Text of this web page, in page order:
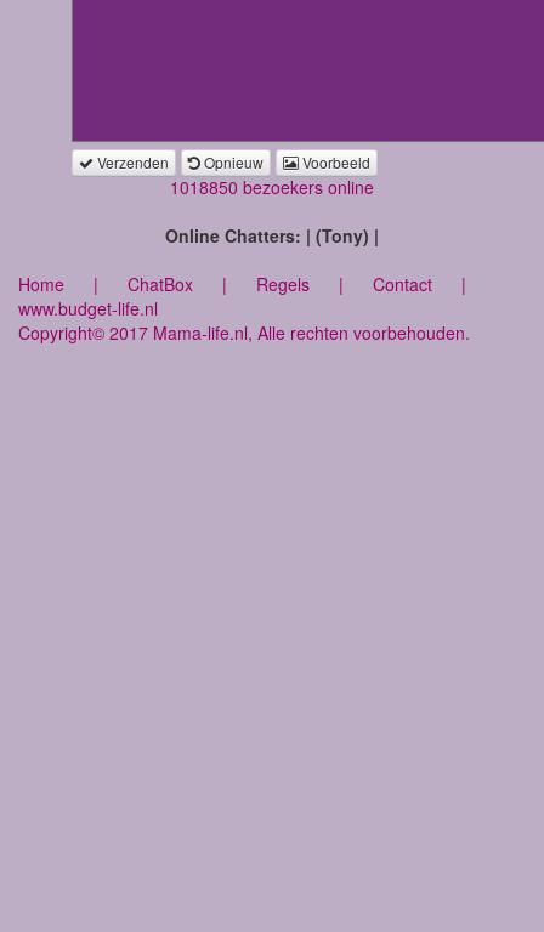
Verzenden Opnieuw Voorbeeld
1018850 bezoekers online
Online Chatters: | (Tony) |
Home | ChatBox | Regels | Contact |
www.budget-life.nl
Copyright© 2017 Mama-life.nl, Alle rechten voorbehouden.